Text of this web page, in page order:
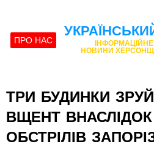
ПРО НАС
НОВИНИ
ТРИ БУДИНКИ
ВЩЕНТ ВНАСЛІДОК
ОБСТРІЛІВ